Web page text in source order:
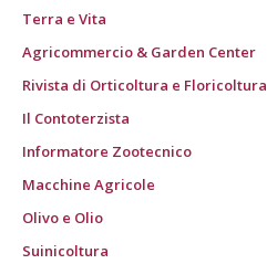
Terra e Vita
Agricommercio & Garden Center
Rivista di Orticoltura e Floricoltura
Il Contoterzista
Informatore Zootecnico
Macchine Agricole
Olivo e Olio
Suinicoltura